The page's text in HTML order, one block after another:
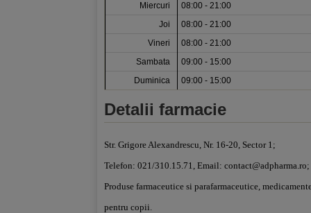
Miercuri
08:00 - 21:00
Joi
08:00 - 21:00
Vineri
08:00 - 21:00
Sambata
09:00 - 15:00
Duminica
09:00 - 15:00
Detalii farmacie
Str. Grigore Alexandrescu, Nr. 16-20, Sector 1;
Telefon: 021/310.15.71, Email: contact@adpharma.ro
Produse farmaceutice si parafarmaceutice,
pentru copii.